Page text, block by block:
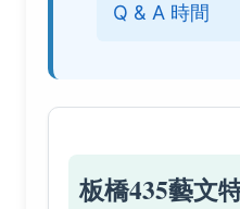
Q & A 時間
板橋435藝文